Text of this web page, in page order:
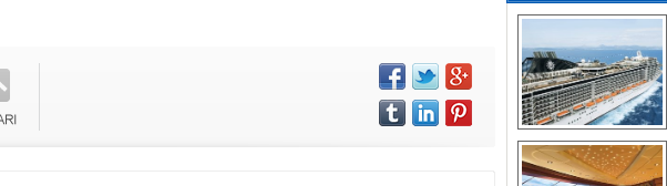
“Gemi içinde gemi”
konsepti ile MSC
Splendida